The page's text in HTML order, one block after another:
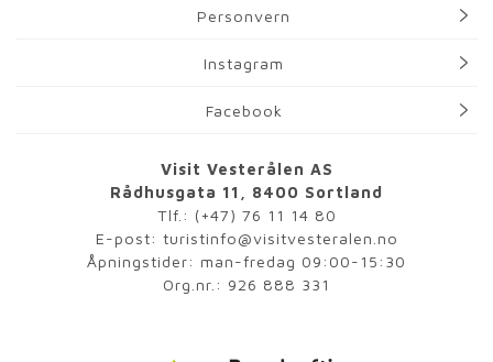
Personvern
Instagram
Facebook
Visit Vesterålen AS
Rådhusgata 11, 8400 Sortland
Tlf.: (+47) 76 11 14 80
E-post: turistinfo@visitvesteralen.no
Åpningstider: man-fredag 09:00-15:30
Org.nr.: 926 888 331